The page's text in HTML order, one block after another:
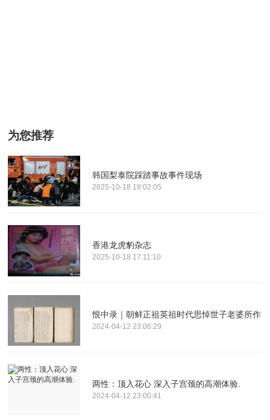
为您推荐
韩国梨泰院踩踏事故事件现场
2025-10-18 18:02:05
香港龙虎豹杂志
2025-10-18 17:11:10
恨中录｜朝鲜正祖英祖时代思悼世子老婆所作
2024-04-12 23:06:29
两性：顶入花心 深入子宫颈的高潮体验.
2024-04-12 23:00:41